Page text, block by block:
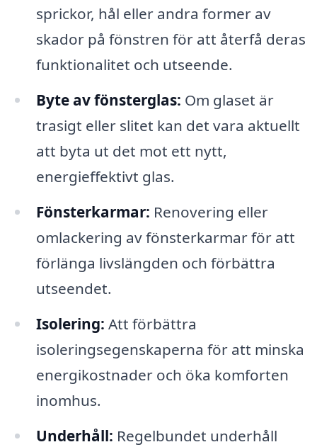
sprickor, hål eller andra former av
skador på fönstren för att återfå deras
funktionalitet och utseende.
Byte av fönsterglas: Om glaset är
trasigt eller slitet kan det vara aktuellt
att byta ut det mot ett nytt,
energieffektivt glas.
Fönsterkarmar: Renovering eller
omlackering av fönsterkarmar för att
förlänga livslängden och förbättra
utseendet.
Isolering: Att förbättra
isoleringsegenskaperna för att minska
energikostnader och öka komforten
inomhus.
Underhåll: Regelbundet underhåll